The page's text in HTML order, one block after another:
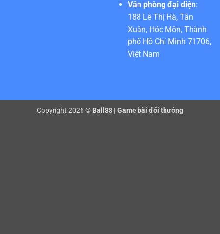
Văn phòng đại diện:
188 Lê Thị Hà, Tân
Xuân, Hóc Môn, Thành
phố Hồ Chí Minh 71706,
Việt Nam
Copyright 2026 © Ball88 | Game bài đổi thưởng